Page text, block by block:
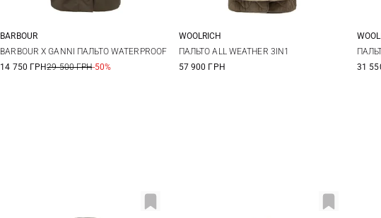
6 8 10 12
BARBOUR
BARBOUR X GANNI ПАЛЬТО WATERPROOF
14 750 ГРН29 500 ГРН-50%
S M L
WOOLRICH
ПАЛЬТО ALL WEATHER 3IN1
57 900 ГРН
31